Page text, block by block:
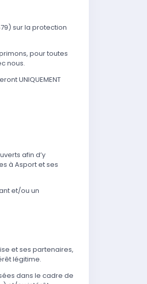
sur la protection
pour toutes
nous.
UNIQUEMENT
afin d’y
à Asport et ses
et/ou un
et ses partenaires,
légitime.
dans le cadre de